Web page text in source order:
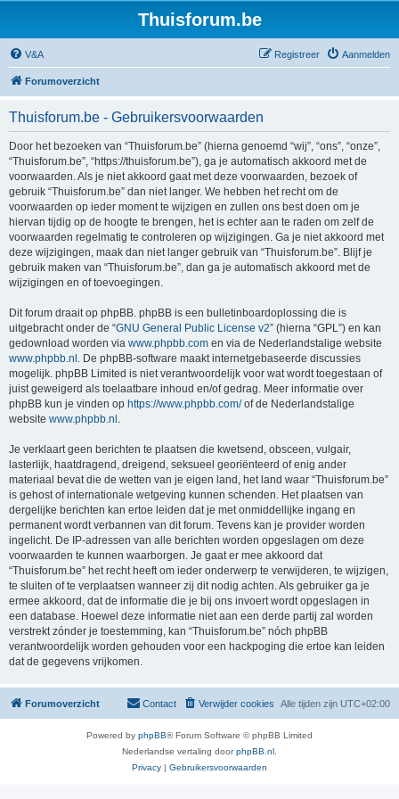
Thuisforum.be
V&A Aanmelden
Registreer
Forumoverzicht
Thuisforum.be - Gebruikersvoorwaarden
Door het bezoeken van “Thuisforum.be” (hierna genoemd “wij”, “ons”, “onze”,
“Thuisforum.be”, “https://thuisforum.be”), ga je automatisch akkoord met de
voorwaarden. Als je niet akkoord gaat met deze voorwaarden, bezoek of
gebruik “Thuisforum.be” dan niet langer. We hebben het recht om de
voorwaarden op ieder moment te wijzigen en zullen ons best doen om je
hiervan tijdig op de hoogte te brengen, het is echter aan te raden om zelf de
voorwaarden regelmatig te controleren op wijzigingen. Ga je niet akkoord met
deze wijzigingen, maak dan niet langer gebruik van “Thuisforum.be”. Blijf je
gebruik maken van “Thuisforum.be”, dan ga je automatisch akkoord met de
wijzigingen en of toevoegingen.
Dit forum draait op phpBB. phpBB is een bulletinboardoplossing die is
uitgebracht onder de “GNU General Public License v2” (hierna “GPL”) en kan
gedownload worden via www.phpbb.com en via de Nederlandstalige website
www.phpbb.nl . De phpBB-software maakt internetgebaseerde discussies
mogelijk. phpBB Limited is niet verantwoordelijk voor wat wordt toegestaan of
juist geweigerd als toelaatbare inhoud en/of gedrag. Meer informatie over
phpBB kun je vinden op https://www.phpbb.com/of de Nederlandstalige
website www.phpbb.nl .
Je verklaart geen berichten te plaatsen die kwetsend, obsceen, vulgair,
lasterlijk, haatdragend, dreigend, seksueel georiënteerd of enig ander
materiaal bevat die de wetten van je eigen land, het land waar “Thuisforum.be”
is gehost of internationale wetgeving kunnen schenden. Het plaatsen van
dergelijke berichten kan ertoe leiden dat je met onmiddellijke ingang en
permanent wordt verbannen van dit forum. Tevens kan je provider worden
ingelicht. De IP-adressen van alle berichten worden opgeslagen om deze
voorwaarden te kunnen waarborgen. Je gaat er mee akkoord dat
“Thuisforum.be” het recht heeft om ieder onderwerp te verwijderen, te wijzigen,
te sluiten of te verplaatsen wanneer zij dit nodig achten. Als gebruiker ga je
ermee akkoord, dat de informatie die je bij ons invoert wordt opgeslagen in
een database. Hoewel deze informatie niet aan een derde partij zal worden
verstrekt zónder je toestemming, kan “Thuisforum.be” nóch phpBB
verantwoordelijk worden gehouden voor een hackpoging die ertoe kan leiden
dat de gegevens vrijkomen.
Forumoverzicht Alle tijden zijn UTC+02:00
Verwijder cookies
Contact
Powered by phpBB® Forum Software © phpBB Limited
Nederlandse vertaling doorphpBB.nl
Privacy | Gebruikersvoorwaarden